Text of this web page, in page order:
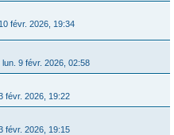
févr. 2026, 19:34
lun. 9 févr. 2026, 02:58
févr. 2026, 19:22
févr. 2026, 19:15